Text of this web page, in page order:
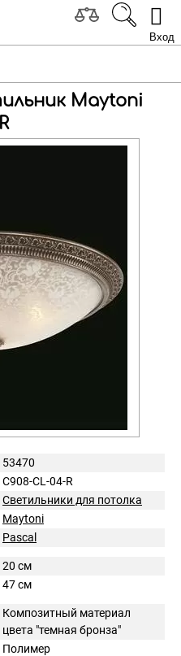
Вход
Maytoni
53470
C908-CL-04-R
Светильники для потолка
Maytoni
Pascal
20 см
47 см
Композитный материал
цвета "темная бронза"
Полимер